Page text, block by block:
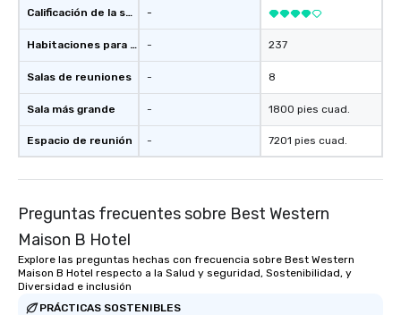
Calificación de la sede
Habitaciones para huéspedes
Salas de reuniones
Sala más grande
Espacio de reunión
-
-
-
-
-
237
8
1800 pies cuad.
7201 pies cuad.
Preguntas frecuentes sobre Best Western
Maison B Hotel
Explore las preguntas hechas con frecuencia sobre Best Western
Maison B Hotel respecto a la Salud y seguridad, Sostenibilidad, y
Diversidad e inclusión
PRÁCTICAS SOSTENIBLES